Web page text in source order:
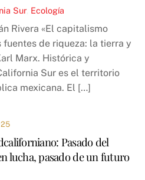
Sur, Ecología
Rivera «El capitalismo
de riqueza: la tierra y
Marx. Histórica y
Sur es el territorio
mexicana. El […]
Pasado del
lucha, pasado de un futuro